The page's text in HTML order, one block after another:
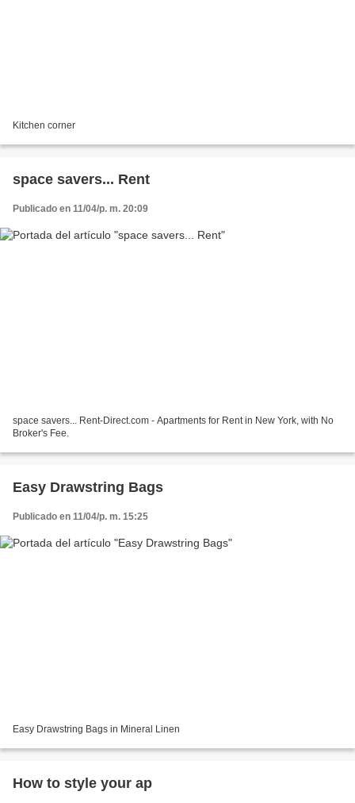
Kitchen corner
space savers... Rent
Publicado en 11/04/p. m. 20:09
space savers... Rent-Direct.com - Apartments for Rent in New York, with No
Broker's Fee.
Easy Drawstring Bags
Publicado en 11/04/p. m. 15:25
Easy Drawstring Bags in Mineral Linen
How to style your ap